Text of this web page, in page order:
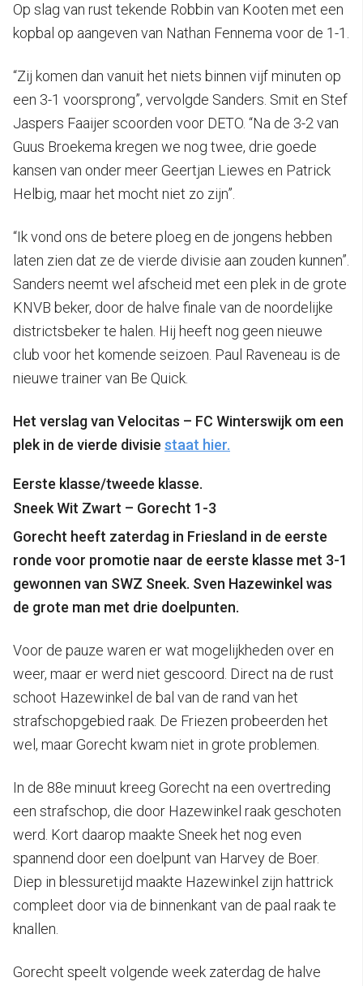
Op slag van rust tekende Robbin van Kooten met een
kopbal op aangeven van Nathan Fennema voor de 1-1.
“Zij komen dan vanuit het niets binnen vijf minuten op
een 3-1 voorsprong”, vervolgde Sanders. Smit en Stef
Jaspers Faaijer scoorden voor DETO. “Na de 3-2 van
Guus Broekema kregen we nog twee, drie goede
kansen van onder meer Geertjan Liewes en Patrick
Helbig, maar het mocht niet zo zijn”.
“Ik vond ons de betere ploeg en de jongens hebben
laten zien dat ze de vierde divisie aan zouden kunnen”.
Sanders neemt wel afscheid met een plek in de grote
KNVB beker, door de halve finale van de noordelijke
districtsbeker te halen. Hij heeft nog geen nieuwe
club voor het komende seizoen. Paul Raveneau is de
nieuwe trainer van Be Quick.
Het verslag van Velocitas – FC Winterswijk om een
plek in de vierde divisie staat hier.
Eerste klasse/tweede klasse.
Sneek Wit Zwart – Gorecht 1-3
Gorecht heeft zaterdag in Friesland in de eerste
ronde voor promotie naar de eerste klasse met 3-1
gewonnen van SWZ Sneek. Sven Hazewinkel was
de grote man met drie doelpunten.
Voor de pauze waren er wat mogelijkheden over en
weer, maar er werd niet gescoord. Direct na de rust
schoot Hazewinkel de bal van de rand van het
strafschopgebied raak. De Friezen probeerden het
wel, maar Gorecht kwam niet in grote problemen.
In de 88e minuut kreeg Gorecht na een overtreding
een strafschop, die door Hazewinkel raak geschoten
werd. Kort daarop maakte Sneek het nog even
spannend door een doelpunt van Harvey de Boer.
Diep in blessuretijd maakte Hazewinkel zijn hattrick
compleet door via de binnenkant van de paal raak te
knallen.
Gorecht speelt volgende week zaterdag de halve